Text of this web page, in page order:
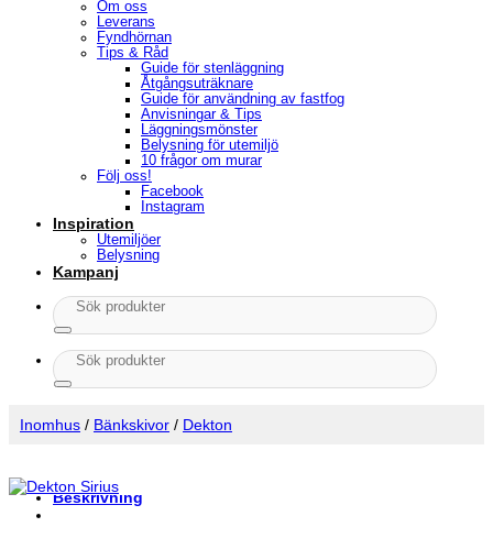
Om oss
Leverans
Fyndhörnan
Tips & Råd
Guide för stenläggning
Åtgångsuträknare
Guide för användning av fastfog
Anvisningar & Tips
Läggningsmönster
Belysning för utemiljö
10 frågor om murar
Följ oss!
Facebook
Instagram
Inspiration
Utemiljöer
Belysning
Kampanj
Sök
efter:
Sök
efter:
Inomhus / Bänkskivor / Dekton
Beskrivning